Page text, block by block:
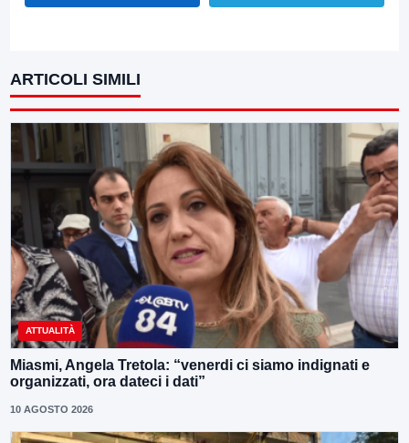
ARTICOLI SIMILI
ATTUALITÀ
Miasmi, Angela Tretola: “venerdi ci siamo indignati e
organizzati, ora dateci i dati”
10 AGOSTO 2026